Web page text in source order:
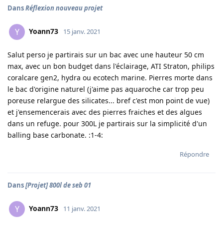
DansRéflexion nouveau projet
Y Yoann73 15 janv. 2021
Salut perso je partirais sur un bac avec une hauteur 50 cm
max, avec un bon budget dans l'éclairage, ATI Straton, philips
coralcare gen2, hydra ou ecotech marine. Pierres morte dans
le bac d'origine naturel (j'aime pas aquaroche car trop peu
poreuse relargue des silicates... bref c'est mon point de vue)
et j'ensemencerais avec des pierres fraiches et des algues
dans un refuge. pour 300L je partirais sur la simplicité d'un
balling base carbonate. :1-4:
Répondre
Dans[Projet] 800l de seb 01
Y Yoann73 11 janv. 2021